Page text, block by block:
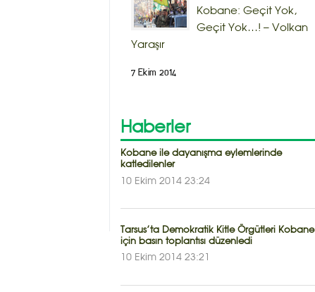
Kobane: Geçit Yok,
Geçit Yok…! – Volkan
Yaraşır
7 Ekim 2014
Haberler
Kobane ile dayanışma eylemlerinde
katledilenler
10 Ekim 2014 23:24
Tarsus’ta Demokratik Kitle Örgütleri Kobane
için basın toplantısı düzenledi
10 Ekim 2014 23:21